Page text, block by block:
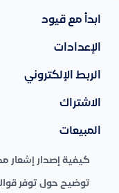
ابدأ مع قيود
الإعدادات
الربط الإلكتروني
الاشتراك
المبيعات
كيفية إصدار إشعار
توضيح حول توفر